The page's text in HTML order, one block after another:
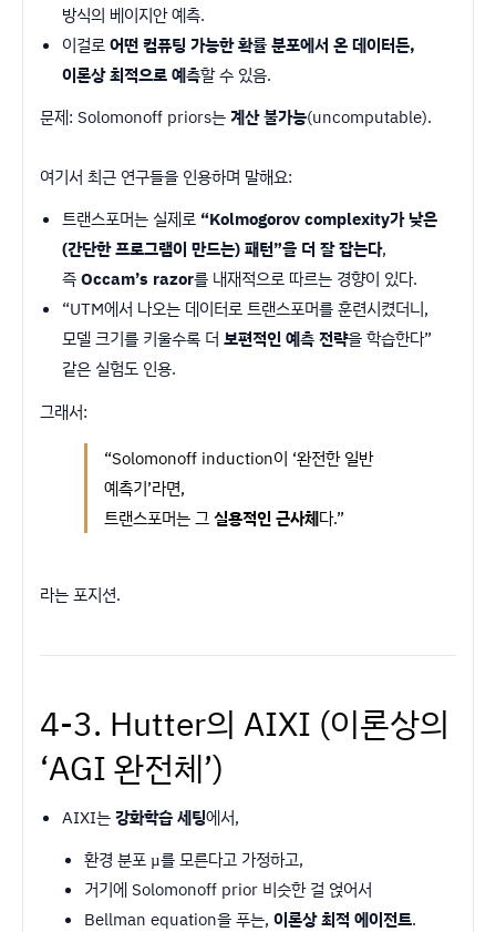
방식의 베이지안 예측.
이걸로어떤 컴퓨팅 가능한 확률 분포에서 온 데이터든,
이론상 최적으로 예측할 수 있음.
문제: Solomonoff priors는계산 불가능(uncomputable).
여기서 최근 연구들을 인용하며 말해요:
트랜스포머는 실제로 “Kolmogorov complexity가 낮은
(간단한 프로그램이 만드는) 패턴”을 더 잘 잡는다,
즉Occam’s razor를 내재적으로 따르는 경향이 있다.
“UTM에서 나오는 데이터로 트랜스포머를 훈련시켰더니,
모델 크기를 키울수록 더 보편적인 예측 전략을 학습한다”
같은 실험도 인용.
그래서:
“Solomonoff induction이 ‘완전한 일반
예측기’라면,
트랜스포머는 그실용적인 근사체다.”
라는 포지션.
4-3. Hutter의 AIXI (이론상의
‘AGI 완전체’)
AIXI는강화학습 세팅에서,
환경 분포 µ를 모른다고 가정하고,
거기에 Solomonoff prior 비슷한 걸 얹어서
Bellman equation을 푸는, 이론상 최적 에이전트.